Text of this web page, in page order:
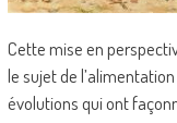
Cette mise en
le sujet de
évolutions qui ont